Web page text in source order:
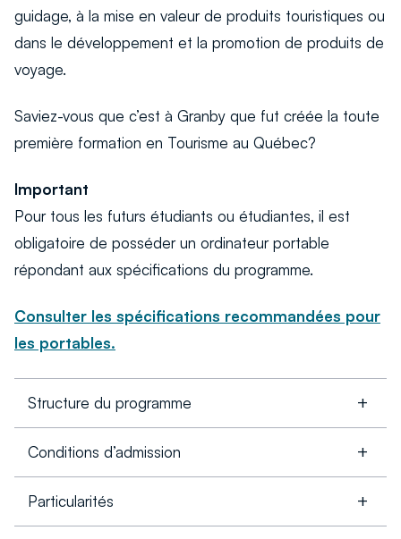
guidage, à la mise en valeur de produits touristiques ou
dans le développement et la promotion de produits de
voyage.
Saviez-vous que c’est à Granby que fut créée la toute
première formation en Tourisme au Québec?
Important
Pour tous les futurs étudiants ou étudiantes, il est
obligatoire de posséder un ordinateur portable
répondant aux spécifications du programme.
Consulter les spécifications recommandées pour
les portables.
Structure du programme
Conditions d’admission
Particularités